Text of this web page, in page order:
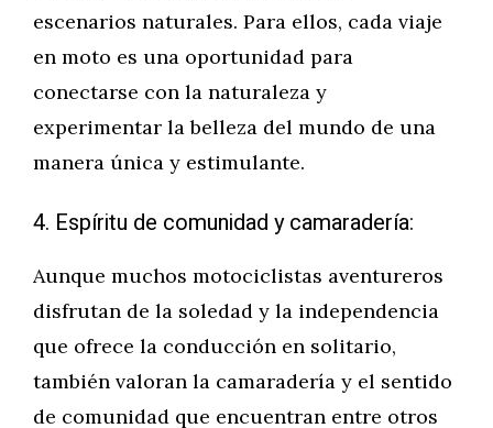
escenarios naturales. Para ellos, cada viaje
en moto es una oportunidad para
conectarse con la naturaleza y
experimentar la belleza del mundo de una
manera única y estimulante.
4. Espíritu de comunidad y camaradería:
Aunque muchos motociclistas aventureros
disfrutan de la soledad y la independencia
que ofrece la conducción en solitario,
también valoran la camaradería y el sentido
de comunidad que encuentran entre otros